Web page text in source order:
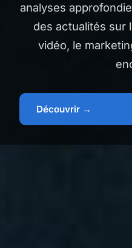
analyses
des actualités sur
vidéo, le
Découvrir →